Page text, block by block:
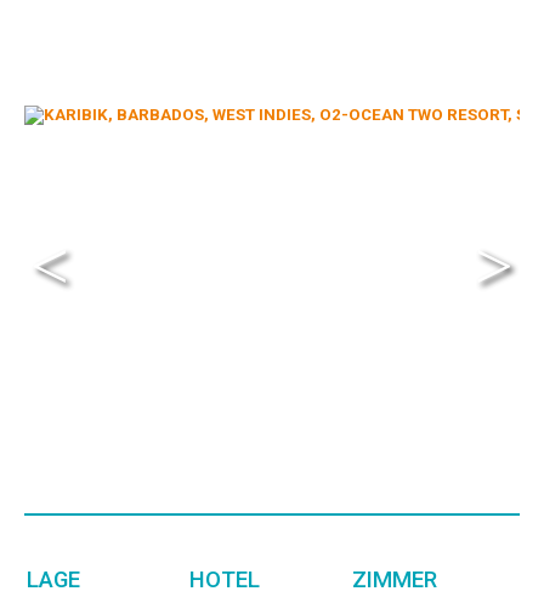
< >
LAGE HOTEL ZIMMER